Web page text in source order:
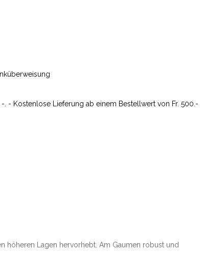
. - Kostenlose Lieferung ab einem Bestellwert von Fr. 500.-
höheren Lagen hervorhebt. Am Gaumen robust und